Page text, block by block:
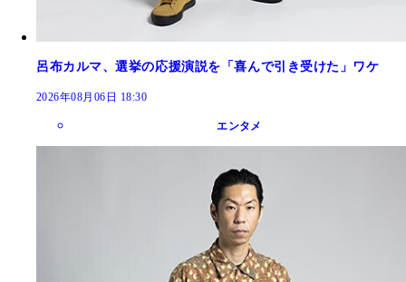
呂布カルマ、選挙の応援演説を「喜んで引き受けた」ワケ
2026年08月06日 18:30
エンタメ